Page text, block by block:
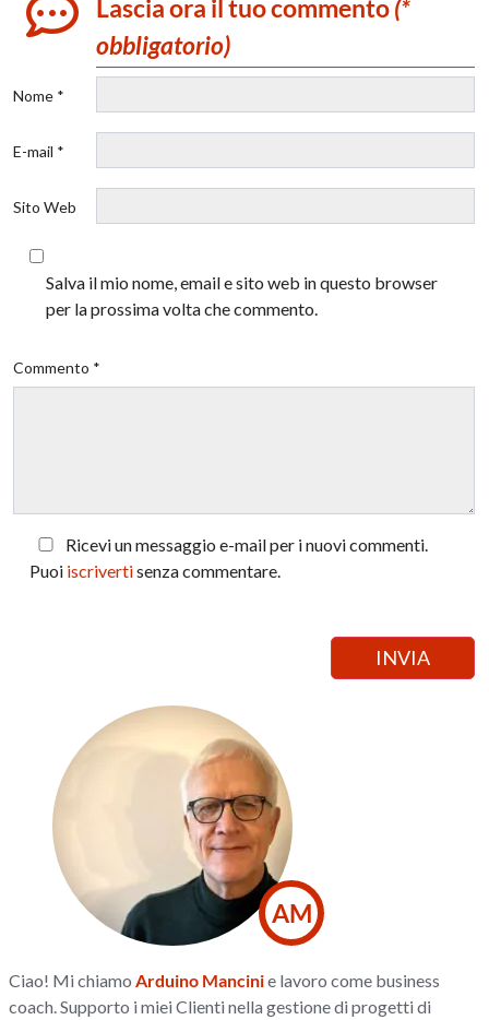
Lascia ora il tuo commento(*
obbligatorio)
Nome *
E-mail *
Sito Web
Salva il mio nome, email e sito web in questo browser
per la prossima volta che commento.
Commento *
Ricevi un messaggio e-mail per i nuovi commenti.
Puoi iscrivertisenza commentare.
AM
Ciao! Mi chiamo Arduino Mancinie lavoro come business
coach. Supporto i miei Clienti nella gestione di progetti di